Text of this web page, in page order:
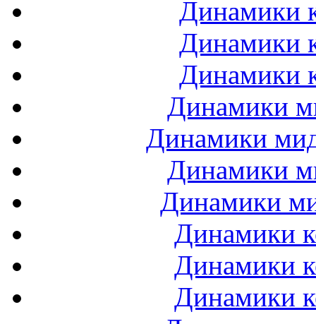
Динамики
Динамики
Динамики
Динамики
Динамики
Динамики
Динамики
Динамики
Динамики
Динамики